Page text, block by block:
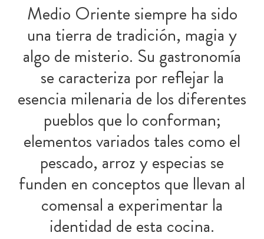
Medio Oriente siempre ha sido
una tierra de tradición, magia y
algo de misterio. Su gastronomía
se caracteriza por reflejar la
esencia milenaria de los diferentes
pueblos que lo conforman;
elementos variados tales como el
pescado, arroz y especias se
funden en conceptos que llevan al
comensal a experimentar la
identidad de esta cocina.